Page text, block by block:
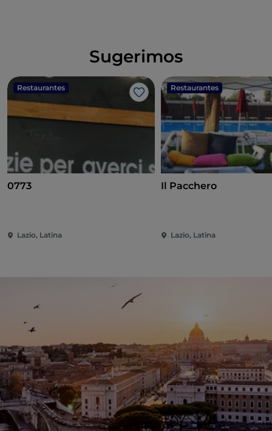
Sugerimos
Restaurantes
Me gusta
0773
Lazio, Latina
Restaurantes
Il Pacchero
Lazio, Latina